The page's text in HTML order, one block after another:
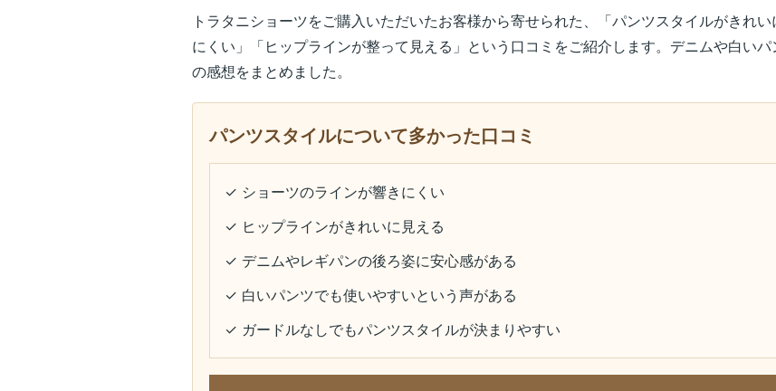
トラタニショーツをご購入いただいたお客様から寄せられた、「パンツスタイルがきれ
にくい」「ヒップラインが整って見える」という口コミをご紹介します。デニムや白い
の感想をまとめました。
パンツスタイルについて多かった口コミ
✓ ショーツのラインが響きにくい
✓ ヒップラインがきれいに見える
✓ デニムやレギパンの後ろ姿に安心感がある
✓ 白いパンツでも使いやすいという声がある
✓ ガードルなしでもパンツスタイルが決まりやすい